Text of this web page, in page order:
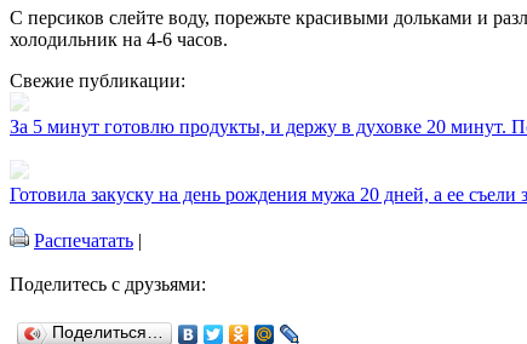
С персиков слейте воду, порежьте красивыми дольками и
холодильник на 4-6 часов.
Свежие публикации:
За 5 минут готовлю продукты, и держу в духовке 20 минут.
Готовила закуску на день рождения мужа 20 дней, а ее
Распечатать |
Поделитесь с друзьями:
Поделиться…